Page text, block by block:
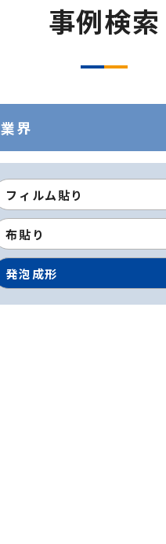
事例検索
業界
フィルム貼り
布貼り
発泡成形